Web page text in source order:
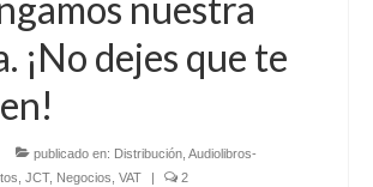
¡No dejes que te
publicado en: Distribución Audiolibros-
JCT, Negocios VAT 2